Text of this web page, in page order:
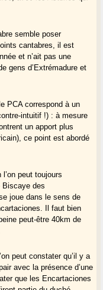
semble poser
cantabres, il est
et n’ait pas une
gens d’Extrémadure et
PCA correspond à un
intuitif !) : à mesure
un apport plus
ce point est abordé
peut toujours
Biscaye des
joue dans le sens de
Il faut bien
peut-être 40km de
peut constater qu’il y a
avec la présence d’une
que les Encartaciones